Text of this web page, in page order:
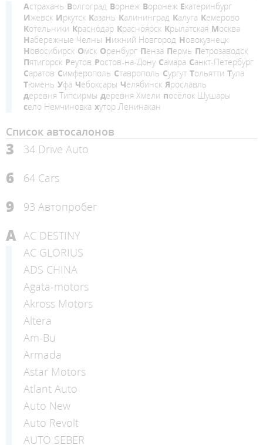
Астрахань Волгоград Ворнеж Воронеж
Екатеринбург
Ижевск
Иркутск Казань Калининград Калуга
Кемерово
Котельники
Краснодар Красноярск Крылатская
Москва
Набережные Челны
Нижний Новгород
Новокузнецк
Новосибирск
Омск Оренбург Пенза Пермь
Петрозаводск
Пятигорск
Реутов Ростов-на-Дону Самара
Санкт-Петербург
Саратов
Симферополь Ставрополь Сургут Тольятти
Тула
Тюмень
Уфа Чебоксары Челябинск
Ярославль
деревня Типсирмы
деревня Хмели
посёлок Шушары
село Немчиновка
хутор Ленинакан
Список автосалонов
3 34 Drive Auto
6 64 Cars
9 93 Автопробег
A AC DESTINY
AC GLORIUS
ADS CHINA
Agata-motors
Akross Motors
Altera
Am-Bu
Armada
Astar Motors
Atlant Auto
Auto New
Auto Revolt
AUTO SEBER